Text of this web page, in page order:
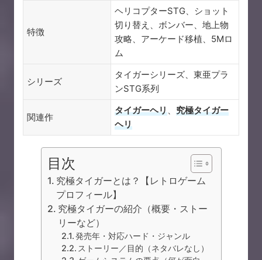
特徴
ヘリコプターSTG、ショット
切り替え、ボンバー、地上物
攻略、アーケード移植、5Mロ
ム
シリーズ
タイガーシリーズ、東亜プラ
ンSTG系列
関連作
タイガーヘリ、 究極タイガー
ヘリ
目次
究極タイガーとは？【レトロゲーム
プロフィール】
究極タイガーの紹介（概要・ストー
リーなど）
発売年・対応ハード・ジャンル
ストーリー／目的（ネタバレなし）